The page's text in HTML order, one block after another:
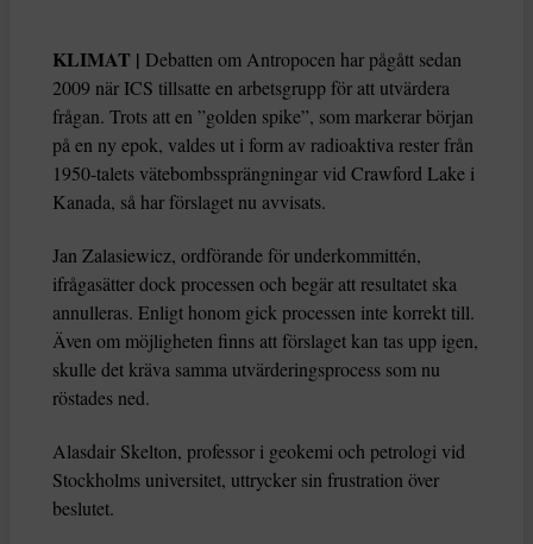
KLIMAT | Debatten om Antropocen har pågått sedan
2009 när ICS tillsatte en arbetsgrupp för att utvärdera
frågan. Trots att en ”golden spike”, som markerar början
på en ny epok, valdes ut i form av radioaktiva rester från
1950-talets vätebombssprängningar vid Crawford Lake i
Kanada, så har förslaget nu avvisats.
Jan Zalasiewicz, ordförande för underkommittén,
ifrågasätter dock processen och begär att resultatet ska
annulleras. Enligt honom gick processen inte korrekt till.
Även om möjligheten finns att förslaget kan tas upp igen,
skulle det kräva samma utvärderingsprocess som nu
röstades ned.
Alasdair Skelton, professor i geokemi och petrologi vid
Stockholms universitet, uttrycker sin frustration över
beslutet.